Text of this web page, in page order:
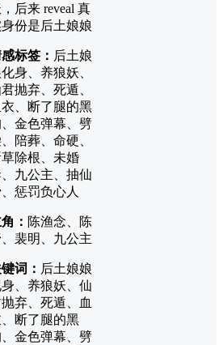
后来 reveal 真
份是后土娘娘
标签： 后土娘
身、养狼妖、
抛弃、死遁、
衣、断了腿的黑
金色弹幕、劈
陪葬、命硬、
除根、未婚
九公主、抽仙
惩罚负心人
： 陈渔念、陈
裴明、九公主
词： 后土娘娘
、养狼妖、仙
弃、死遁、血
断了腿的黑
金色弹幕、劈